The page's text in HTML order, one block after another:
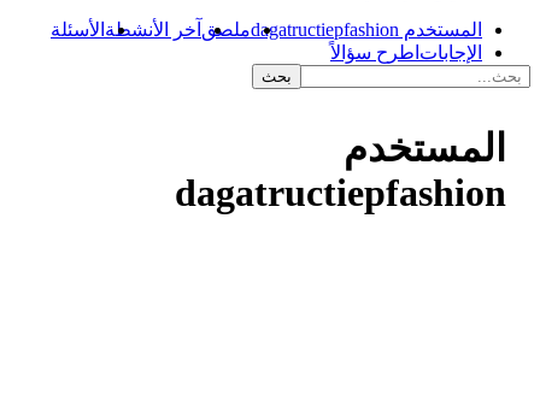
المستخدم dagatructiepfashion ملصق آخر الأنشطة الأسئلة
الإجابات اطرح سؤالاً
المستخدم
dagatructiepfashion